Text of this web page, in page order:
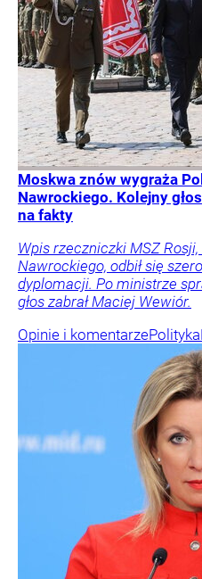
Moskwa znów wygraża
Nawrockiego. Kolejny
na fakty
Wpis rzeczniczki MSZ
Nawrockiego, odbił się
dyplomacji. Po ministrze
głos zabrał Maciej Wewiór.
Opinie i komentarzePolityka